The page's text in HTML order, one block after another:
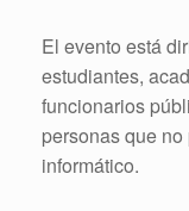
El evento está
estudiantes,
funcionarios
personas que
informático.